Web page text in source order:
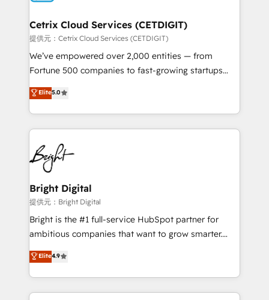
Award 🏆2020 Elite Solutions Partner 🏆2019
Integrations HubSpot Impact Award 🏆2019
Marketing Enablement HubSpot Impact Award 🏆
2018 Website Design HubSpot Impact Award 🏆2017
Growth-Driven Design Agency of the Year 🏆2016
Sales Enablement HubSpot Impact Award 🏆2015
HubSpot COS Performance Award 🏆2014 HubSpot
COS Design Award 🏆2013 HubSpot Marketplace
Partner 📆Founded in 1997
Cetrix Cloud Services (CETDIGIT)
提供元：Cetrix Cloud Services (CETDIGIT)
We’ve empowered over 2,000 entities — from
Fortune 500 companies to fast-growing startups
and nonprofits — to streamline operations, scale
revenue, and unlock the full potential of HubSpot.
With deep technical and industry expertise, we fuse
automation, integration, and AI innovation to deliver
lasting impact. We specialize in: • Turnkey and end-
to-end HubSpot implementations • Onboarding for
Sales, Service, Marketing & Content Hubs • AI voice
and chat agents, predictive automation, and smart
workflows • Salesforce + HubSpot integration •
RevOps and AI-driven sales enablement • Website
design and CMS development • ERP integration: SAP,
and CRM migration from any platform •
Client/member portals built on HubSpot • Custom
Elite5.0
Bright Digital
提供元：Bright Digital
Bright is the #1 full-service HubSpot partner for
ambitious companies that want to grow smarter.
From HubSpot onboarding, to training, from
developing a new website to lead generation and
digital marketing; we do it all (and with great
results)! In short, our services include: - HubSpot
Elite4.9